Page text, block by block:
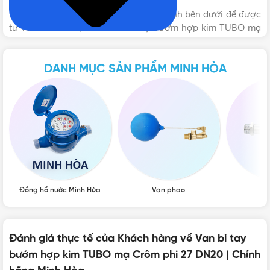
Việt Nam
THƯƠNG HIỆU Minh Hòa
DÒNG VAN BI
KÍCH THƯỚC
Vui lòng liên hệ Vật Tư 365 theo các kênh bên dưới để được
tư vấn mua sản phẩm Van bi tay bướm hợp kim TUBO mạ
VẬT TƯ 365 - NHÀ PHÂN PHỐI THIẾT BỊ ĐIỆN NƯỚC
DANH MỤC SẢN PHẨM MINH HÒA
Đồng hồ nước Minh Hòa Van phao
Đánh giá thực tế của Khách hàng về Van bi tay
bướm hợp kim TUBO mạ Crôm phi 27 DN20 | Chính